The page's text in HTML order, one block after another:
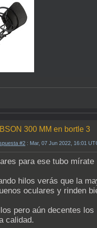
300 MM en bortle 3
#2 : Mar, 07 Jun 2022, 16:01
para ese tubo mírate
hilos verás que la
oculares y rinden
pero aún decentes
calidad.